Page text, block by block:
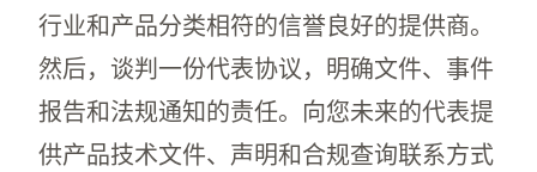
行业和产品分类相符的信誉良好的提供商。
然后，谈判一份代表协议，明确文件、事件
报告和法规通知的责任。向您未来的代表提
供产品技术文件、声明和合规查询联系方式